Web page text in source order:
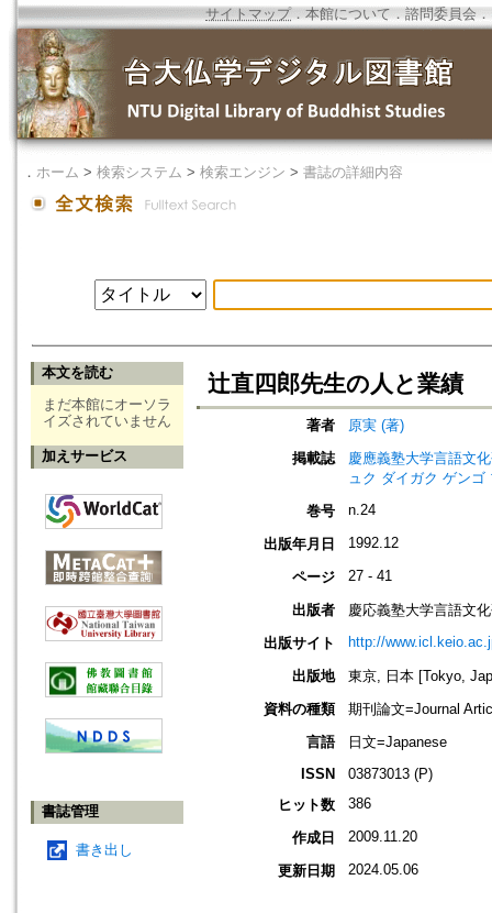
サイトマップ．本館について ． 諮問委員会 ．
． ホーム > 検索システム > 検索エンジン > 書誌の詳細内容
本文を読む
まだ本館にオーソラ
イズされていません
加えサービス
書誌管理
書き出し
辻直四郎先生の人と業績
著者
原実 (著)
掲載誌
慶應義塾大学言語文
ュク ダイガク ゲンゴ
巻号
n.24
出版年月日 1992.12
ページ 27 - 41
出版者
慶応義塾大学言語文
出版サイト
http://
出版地
東京, 日本 [Tokyo,
資料の種類
期刊論文=Journal
言語
日文=Japanese
ISSN
03873013 (P)
ヒット数
386
作成日 2009.11.20
更新日期 2024.05.06